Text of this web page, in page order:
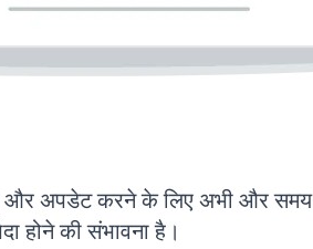
अपडेट करने के लिए अभी और समय
होने की संभावना है।